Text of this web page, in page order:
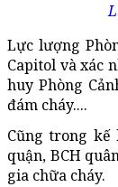
Lực lượng
Capitol và xác
huy Phòng
đám cháy....
Cũng trong kế
quận, BCH
gia chữa cháy.